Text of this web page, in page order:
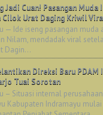
Jadi Cuan! Pasangan Muda
Cilok Urat Daging Kriwil
— Ide iseng pasangan muda
Nilam, mendadak viral
Dagin...
Direksi Baru PDAM
Tuai Sorotan
– Situasi internal
Kabupaten Indramayu